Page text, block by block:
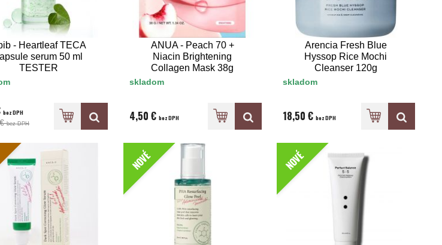
- Heartleaf TECA
serum 50 ml
TESTER
bez DPH
€bez DPH
ANUA - Peach 70 +
Niacin Brightening
Collagen Mask 38g
skladom
4,50 € bez DPH
Arencia Fresh Blue
Hyssop Rice Mochi
Cleanser 120g
skladom
18,50 € bez DPH
NOVÉ NOVÉ